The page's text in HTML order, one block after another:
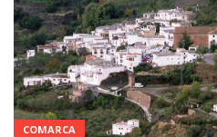
COMARCA